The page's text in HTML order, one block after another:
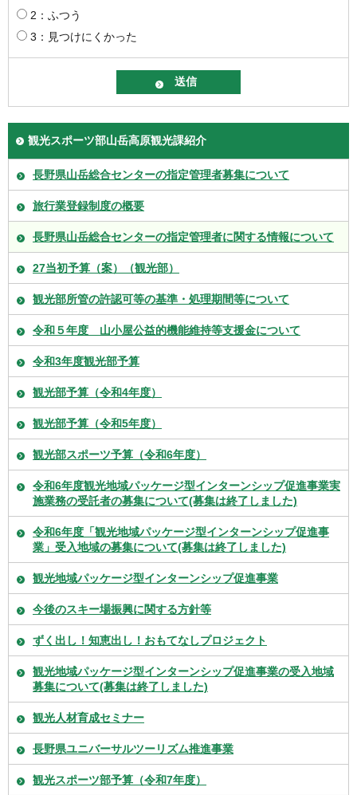
2：ふつう
3：見つけにくかった
観光スポーツ部山岳高原観光課紹介
長野県山岳総合センターの指定管理者募集について
旅行業登録制度の概要
長野県山岳総合センターの指定管理者に関する情報について
27当初予算（案）（観光部）
観光部所管の許認可等の基準・処理期間等について
令和５年度 山小屋公益的機能維持等支援金について
令和3年度観光部予算
観光部予算（令和4年度）
観光部予算（令和5年度）
観光部スポーツ予算（令和6年度）
令和6年度観光地域パッケージ型インターンシップ促進事業実
施業務の受託者の募集について(募集は終了しました)
令和6年度「観光地域パッケージ型インターンシップ促進事
業」受入地域の募集について(募集は終了しました)
観光地域パッケージ型インターンシップ促進事業
今後のスキー場振興に関する方針等
ずく出し！知恵出し！おもてなしプロジェクト
観光地域パッケージ型インターンシップ促進事業の受入地域
募集について(募集は終了しました)
観光人材育成セミナー
長野県ユニバーサルツーリズム推進事業
観光スポーツ部予算（令和7年度）